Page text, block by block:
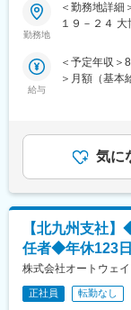
■身につくス
ビジネスモ
入提案、既存
可視化・明文
のフィード
業務に取り組
■同社魅力：
徹底したマ
ド健康茶「モ
商品を生み出
途入社・若手
るように仕切
積極的に導入
自社ブランド
■業務内容：
・単品リピー
・新規獲得
の達成
・広告運用デ
・マーケティ
■募集背景：
今後の事業成
な事業運用体
踏襲するので
を中心に解
勤務地
＜勤務地詳細
１９－２４
給与
＜予定年収＞
＞月額（基本
改定：年2回
与：業績に
じて上下する
記です。
気に
【北九州支社
任者◆年休123
株式会社オートウェイ
正社員 転勤なし